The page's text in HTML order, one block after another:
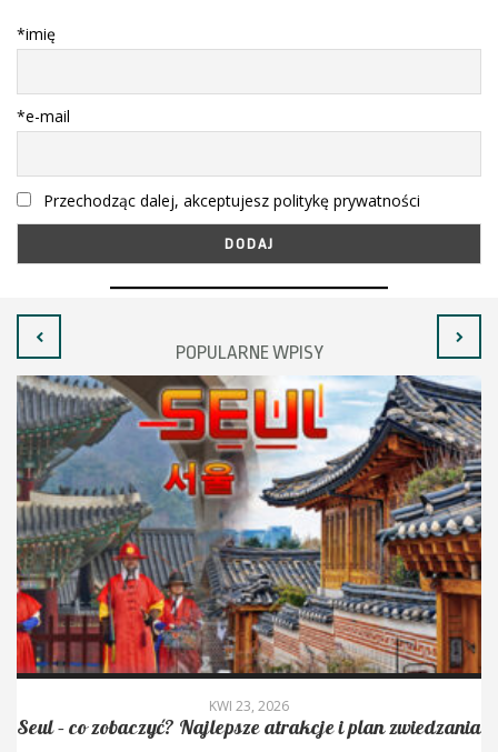
*imię
*e-mail
Przechodząc dalej, akceptujesz politykę prywatności
POPULARNE WPISY
KWI 23, 2026
Seul – co zobaczyć? Najlepsze atrakcje i plan zwiedzania